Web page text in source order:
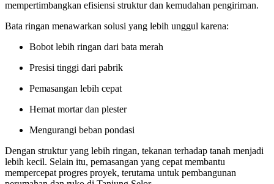
mempertimbangkan efisiensi struktur dan kemudahan pengiriman.
Bata ringan menawarkan solusi yang lebih unggul karena:
Bobot lebih ringan dari bata merah
Presisi tinggi dari pabrik
Pemasangan lebih cepat
Hemat mortar dan plester
Mengurangi beban pondasi
Dengan struktur yang lebih ringan, tekanan terhadap tanah menjadi
lebih kecil. Selain itu, pemasangan yang cepat membantu
mempercepat progres proyek, terutama untuk pembangunan